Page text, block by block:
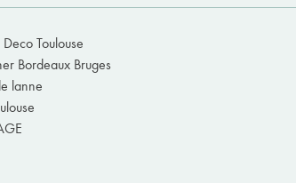
Toulouse
Bordeaux Bruges
lanne